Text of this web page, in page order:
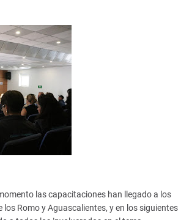
las capacitaciones han llegado a los
Romo y Aguascalientes, y en los siguientes